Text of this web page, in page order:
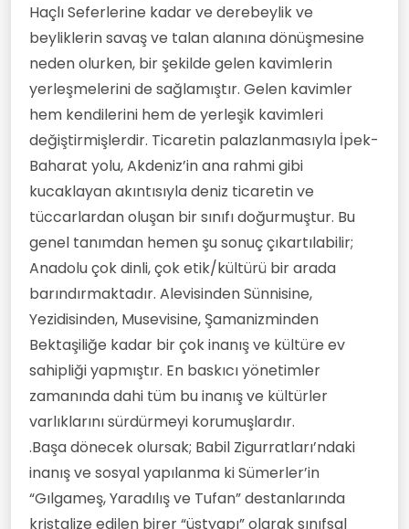
Haçlı Seferlerine kadar ve derebeylik ve
beyliklerin savaş ve talan alanına dönüşmesine
neden olurken, bir şekilde gelen kavimlerin
yerleşmelerini de sağlamıştır. Gelen kavimler
hem kendilerini hem de yerleşik kavimleri
değiştirmişlerdir. Ticaretin palazlanmasıyla İpek-
Baharat yolu, Akdeniz’in ana rahmi gibi
kucaklayan akıntısıyla deniz ticaretin ve
tüccarlardan oluşan bir sınıfı doğurmuştur. Bu
genel tanımdan hemen şu sonuç çıkartılabilir;
Anadolu çok dinli, çok etik/kültürü bir arada
barındırmaktadır. Alevisinden Sünnisine,
Yezidisinden, Musevisine, Şamanizminden
Bektaşiliğe kadar bir çok inanış ve kültüre ev
sahipliği yapmıştır. En baskıcı yönetimler
zamanında dahi tüm bu inanış ve kültürler
varlıklarını sürdürmeyi korumuşlardır.
.Başa dönecek olursak; Babil Zigurratları’ndaki
inanış ve sosyal yapılanma ki Sümerler’in
“Gılgameş, Yaradılış ve Tufan” destanlarında
kristalize edilen birer “üstyapı” olarak sınıfsal